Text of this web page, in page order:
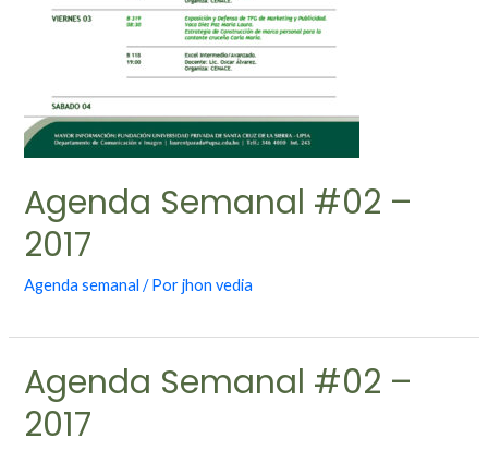
Agenda Semanal #02 –
2017
Agenda semanal / Porjhon vedia
Agenda Semanal #02 –
2017